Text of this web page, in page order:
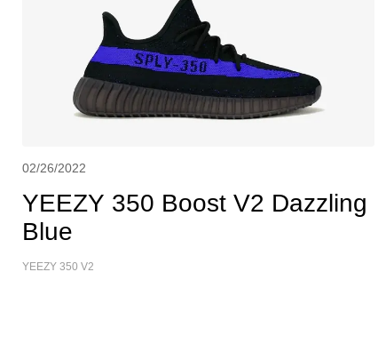
02/26/2022
YEEZY 350 Boost V2 Dazzling
Blue
YEEZY 350 V2